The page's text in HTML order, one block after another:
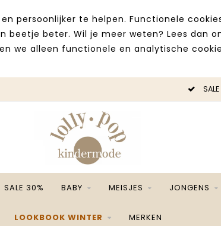
persoonlijker te helpen. Functionele
beetje beter. Wil je meer weten? Lees dan
we alleen functionele en analytische
SALE 30% BABY MEISJES JONGENS
LOOKBOOK WINTER MERKEN